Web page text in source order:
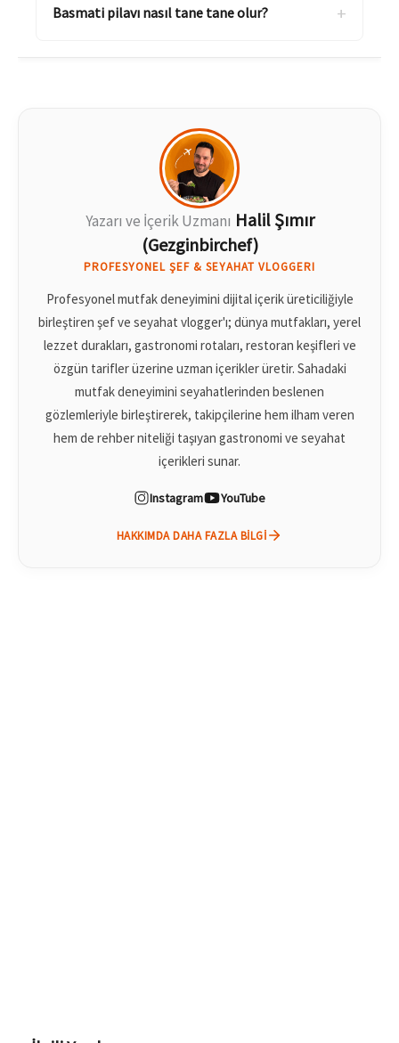
Basmati pilavı nasıl tane tane olur? +
Yazarı ve İçerik Uzmanı Halil Şımır
(Gezginbirchef)
PROFESYONEL ŞEF & SEYAHAT VLOGGERI
Profesyonel mutfak deneyimini dijital içerik üreticiliğiyle
birleştiren şef ve seyahat vlogger'ı; dünya mutfakları, yerel
lezzet durakları, gastronomi rotaları, restoran keşifleri ve
özgün tarifler üzerine uzman içerikler üretir. Sahadaki
mutfak deneyimini seyahatlerinden beslenen
gözlemleriyle birleştirerek, takipçilerine hem ilham veren
hem de rehber niteliği taşıyan gastronomi ve seyahat
içerikleri sunar.
Instagram YouTube
HAKKIMDA DAHA FAZLA BILGI